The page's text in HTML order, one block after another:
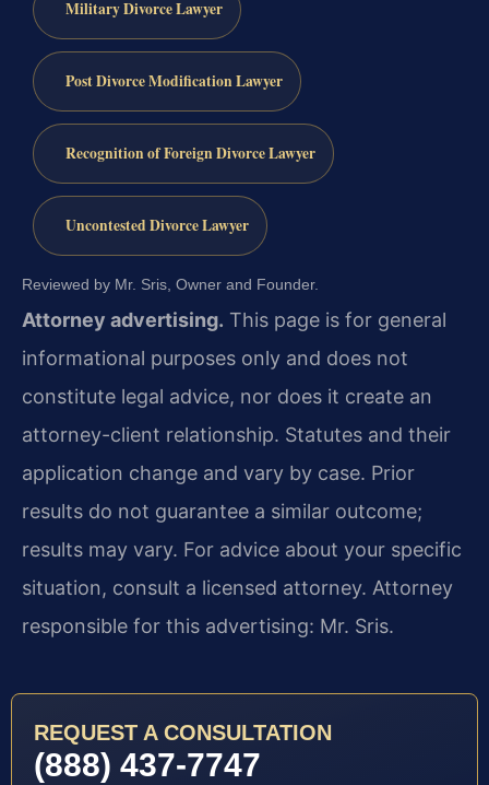
Military Divorce Lawyer
Post Divorce Modification Lawyer
Recognition of Foreign Divorce Lawyer
Uncontested Divorce Lawyer
Reviewed by Mr. Sris, Owner and Founder.
Attorney advertising. This page is for general
informational purposes only and does not
constitute legal advice, nor does it create an
attorney-client relationship. Statutes and their
application change and vary by case. Prior
results do not guarantee a similar outcome;
results may vary. For advice about your specific
situation, consult a licensed attorney. Attorney
responsible for this advertising: Mr. Sris.
REQUEST A CONSULTATION
(888) 437-7747